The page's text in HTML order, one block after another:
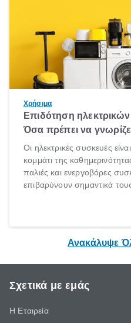
Χρήσιμα
Επιδότηση
Όσα πρέπει να
Οι ηλεκτρικές συσκευές
κομμάτι της
παλιές και ενεργοβόρες
επιβαρύνουν σημαντικά
Εδώ ακριβώς έρχεται να
καλύπτουν μέρος του
Ανακάλυψε
Σχετικά με εμάς
Η Εταιρεία